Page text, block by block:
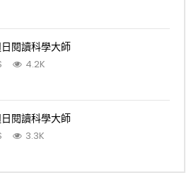
閱讀科學大師
4.2K
閱讀科學大師
3.3K